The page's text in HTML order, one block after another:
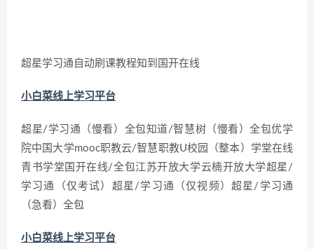
超星学习通自动刷课教程知到国开在线
小白菜线上学习平台
超星/学习通（慢看）全包知道/智慧树（慢看）全包优学
院中国大学mooc职教云/智慧职教U校园（整本）学堂在线
青书学堂国开在线/全包江苏开放大学云楠开放大学超星/
学习通（仅考试）超星/学习通（仅视频）超星/学习通
（急看）全包
小白菜线上学习平台